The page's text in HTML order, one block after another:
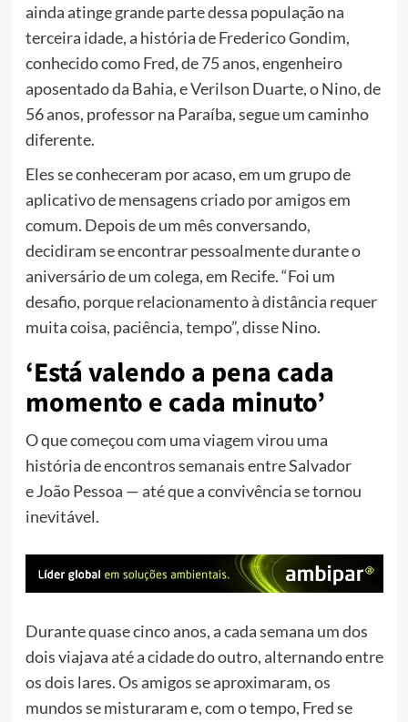
ainda atinge grande parte dessa população na
terceira idade, a história de Frederico Gondim,
conhecido como Fred, de 75 anos, engenheiro
aposentado da Bahia, e Verilson Duarte, o Nino, de
56 anos, professor na Paraíba, segue um caminho
diferente.
Eles se conheceram por acaso, em um grupo de
aplicativo de mensagens criado por amigos em
comum. Depois de um mês conversando,
decidiram se encontrar pessoalmente durante o
aniversário de um colega, em Recife. “Foi um
desafio, porque relacionamento à distância requer
muita coisa, paciência, tempo”, disse Nino.
‘Está valendo a pena cada
momento e cada minuto’
O que começou com uma viagem virou uma
história de encontros semanais entre Salvador
e João Pessoa — até que a convivência se tornou
inevitável.
Durante quase cinco anos, a cada semana um dos
dois viajava até a cidade do outro, alternando entre
os dois lares. Os amigos se aproximaram, os
mundos se misturaram e, com o tempo, Fred se